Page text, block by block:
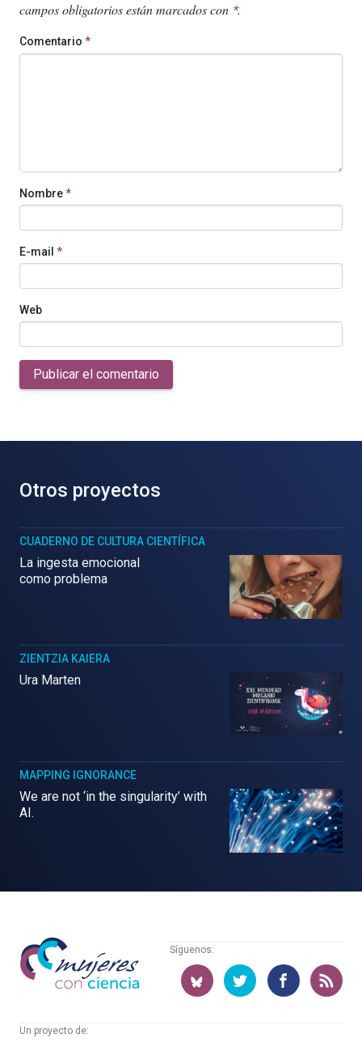
campos obligatorios están marcados con *.
Comentario *
Nombre*
E-mail *
Web
Publicar el comentario
Otros proyectos
CUADERNO DE CULTURA CIENTÍFICA
La ingesta emocional
como problema
ZIENTZIA KAIERA
Ura Marten
MAPPING IGNORANCE
We are not ‘in the singularity’ with
AI.
Mujeres
con
ciencia
Síguenos:
Un proyecto de: